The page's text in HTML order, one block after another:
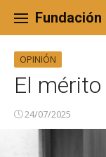
content
OPINIÓN
El
24/07/2025